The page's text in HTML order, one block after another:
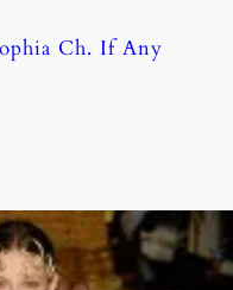
Ch. If Any